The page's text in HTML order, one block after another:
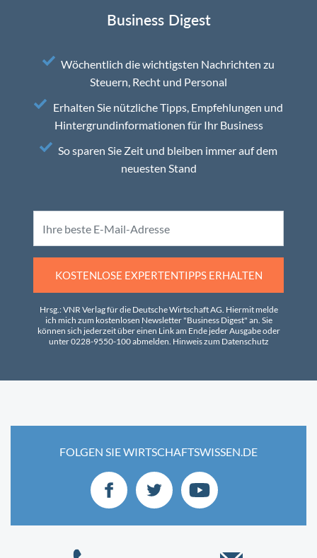
Business Digest
Wöchentlich die wichtigsten Nachrichten zu
Steuern, Recht und Personal
Erhalten Sie nützliche Tipps, Empfehlungen und
Hintergrundinformationen für Ihr Business
So sparen Sie Zeit und bleiben immer auf dem
neuesten Stand
KOSTENLOSE EXPERTENTIPPS ERHALTEN
Hrsg.: VNR Verlag für die Deutsche Wirtschaft AG. Hiermit melde
ich mich zum kostenlosen Newsletter "Business Digest" an. Sie
können sich jederzeit über einen Link am Ende jeder Ausgabe oder
unter 0228-9550-100 abmelden. Hinweis zum Datenschutz
FOLGEN SIE WIRTSCHAFTSWISSEN.DE